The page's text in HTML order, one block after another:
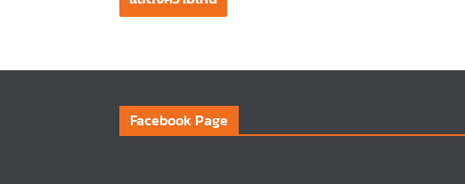
Facebook Page